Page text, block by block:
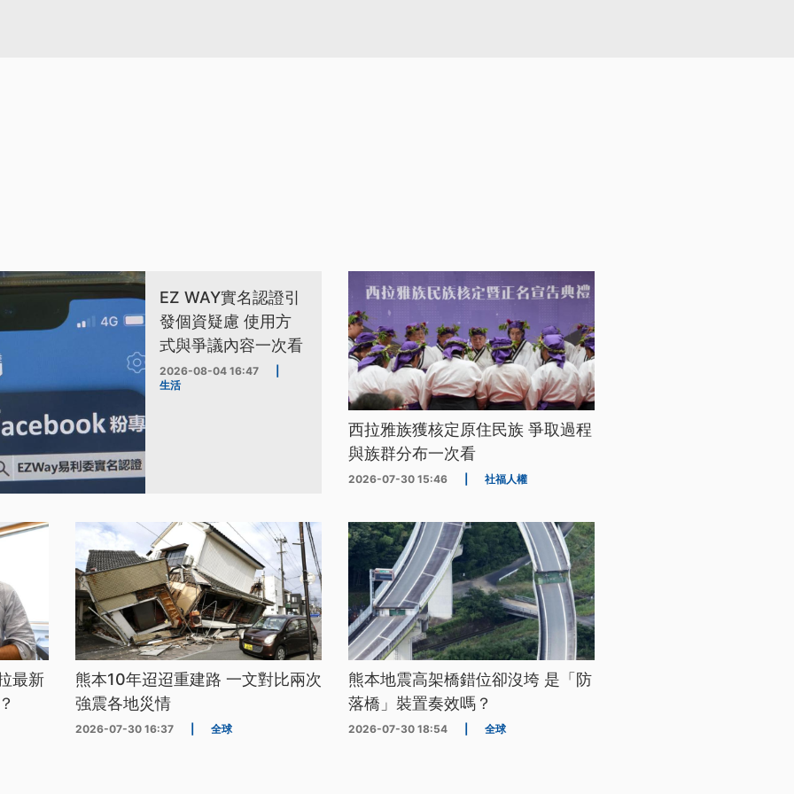
EZ WAY實名認證引
發個資疑慮 使用方
式與爭議內容一次看
2026-08-04 16:47
生活
西拉雅族獲核定原住民族 爭取過程
與族群分布一次看
2026-07-30 15:46 社福人權
最新
熊本10年迢迢重建路 一文對比兩次
強震各地災情
2026-07-30 16:37 全球
熊本地震高架橋錯位卻沒垮 是「防
落橋」裝置奏效嗎？
2026-07-30 18:54 全球